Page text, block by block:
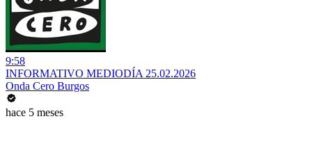
9:58
INFORMATIVO MEDIODÍA 25.02.2026
Onda Cero Burgos
hace 5 meses